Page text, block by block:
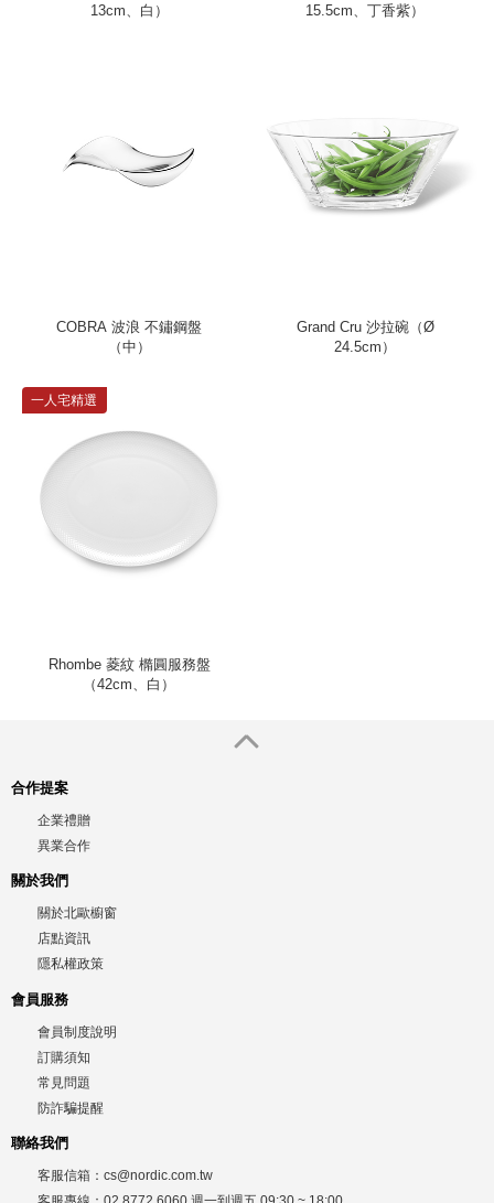
13cm、白）
15.5cm、丁香紫）
COBRA 波浪 不鏽鋼盤
（中）
Grand Cru 沙拉碗（Ø
24.5cm）
一人宅精選
Rhombe 菱紋 橢圓服務盤
（42cm、白）
合作提案
企業禮贈
異業合作
關於我們
關於北歐櫥窗
店點資訊
隱私權政策
會員服務
會員制度說明
訂購須知
常見問題
防詐騙提醒
聯絡我們
客服信箱： cs@nordic.com.tw